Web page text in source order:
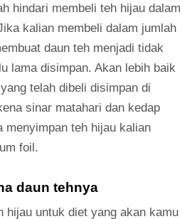
hindari membeli teh hijau dalam
kalian membeli dalam jumlah
daun teh menjadi tidak
lama disimpan. Akan lebih baik
telah dibeli disimpan di
sinar matahari dan kedap
menyimpan teh hijau kalian
foil.
daun tehnya
hijau untuk diet yang akan kamu